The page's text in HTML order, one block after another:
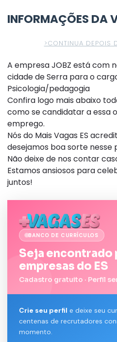
INFORMAÇÕES DA
>CONTINUA DEPOIS
A empresa JOBZ está com
cidade de Serra para o
Psicologia/pedagogia
Confira logo mais abaixo
como se candidatar a essa
emprego.
Nós do Mais Vagas ES
desejamos boa sorte nesse
Não deixe de nos contar
Estamos ansiosos para
juntos!
BANCO DE CURRÍCULOS
Seja encontrado
empresas do ES
Cadastro gratuito · Perfil
Crie seu perfil e deixe seu
centenas de recrutadores
momento.